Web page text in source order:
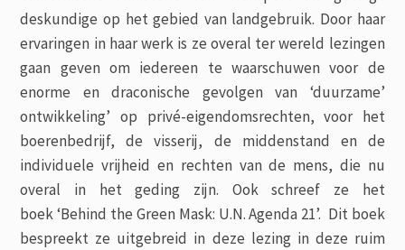
deskundige op het gebied van landgebruik. Door haar
ervaringen in haar werk is ze overal ter wereld lezingen
gaan geven om iedereen te waarschuwen voor de
enorme en draconische gevolgen van ‘duurzame’
ontwikkeling’ op privé-eigendomsrechten, voor het
boerenbedrijf, de visserij, de middenstand en de
individuele vrijheid en rechten van de mens, die nu
overal in het geding zijn. Ook schreef ze het
boek ‘Behind the Green Mask: U.N. Agenda 21’. Dit boek
bespreekt ze uitgebreid in deze lezing in deze ruim